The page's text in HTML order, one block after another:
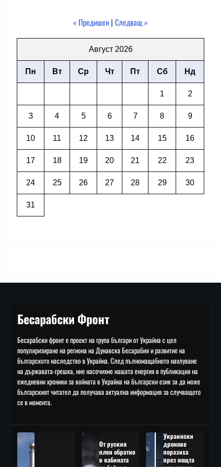
« Предишен | Следващ »
Август 2026
Пн Вт Ср Чт Пт Сб Нд
1 2
3 4 5 6 7 8 9
10 11 12 13 14 15 16
17 18 19 20 21 22 23
24 25 26 27 28 29 30
31
Бесарабски Фронт
Бесарабски фронт е проект на група българи от Украйна с цел
популяризиране на региона на Дунавска Бесарабия и развитие на
българското наследство в Украйна. След пълномащабното нахлуване
на държавата-грешка, ние насочихме нашата енергия в публикация на
ежедневни хроники за войната в Украйна на български език за да може
българският читател да получава актуална информация за случващото
се в момента.
От руския
плен обратно
в кабината
Украински
дронове
поразиха
през нощта